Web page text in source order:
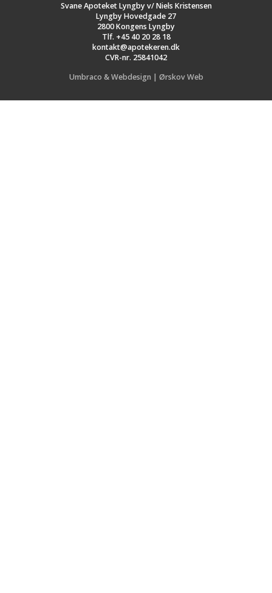
Svane Apoteket Lyngby v/ Niels Kristensen
Lyngby Hovedgade 27
2800 Kongens Lyngby
Tlf. +45 40 20 28 18
kontakt@apotekeren.dk
CVR-nr. 25841042
Umbraco & Webdesign | Ørskov Web